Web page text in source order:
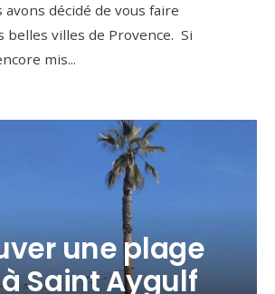
avons décidé de vous faire
belles villes de Provence. Si
mis...
une plage
Saint Aygulf